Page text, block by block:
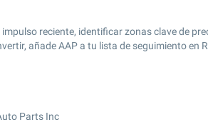
reciente, identificar zonas clave de
añade AAP a tu lista de seguimiento en
Parts Inc